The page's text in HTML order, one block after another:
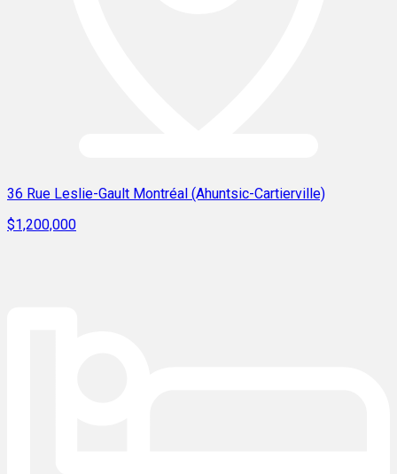
36 Rue Leslie-Gault Montréal (Ahuntsic-Cartierville)
$1,200,000